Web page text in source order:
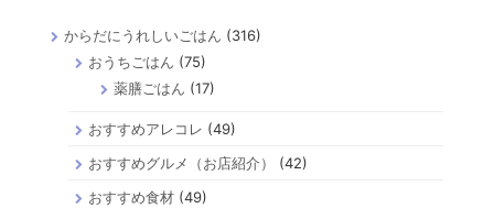
送からだにうれしいごはん (316)
おうちごはん (75)
薬膳ごはん (17)
おすすめアレコレ (49)
おすすめグルメ（お店紹介）
(42)
おすすめ食材 (49)